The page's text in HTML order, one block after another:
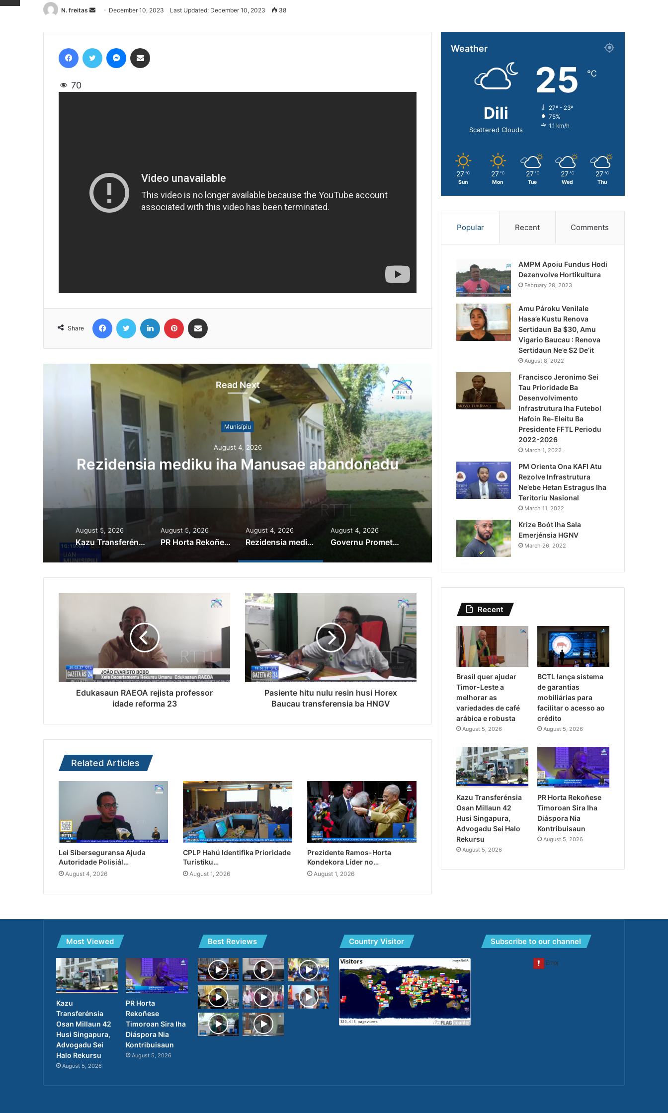
N. freitas
Send
email
December 10, 2023 Last Updated: December 10, 2023 38
70
Share
Read Next
Munisípiu
August 4, 2026
Rezidensia mediku iha Manusae abandonadu
Governu Promete Tau
Minerais no Setór
August 5, 2026
Kazu Transferénsia Osan Millaun 42 Husi Singapura, Advogadu Sei Halo Rekursu
August 5, 2026
PR Horta Rekoñese Timoroan Sira Iha Diáspora Nia Kontribuisaun
August 4, 2026
Rezidensia mediku iha Manusae abandonadu
August 4, 2026
Governu Promete Tau Prioridade ba Setór Minerais no Setór Produtivu
Edukasaun RAEOA rejista professor
idade reforma 23
Pasiente hitu nulu resin husi Horex
Baucau transferensia ba HNGV
Related Articles
Lei Siberseguransa Ajuda
Autoridade Polisiál…
August 4, 2026
CPLP Hahú Identifika Prioridade
Turístiku…
August 1, 2026
Prezidente Ramos-Horta
Kondekora Líder no…
August 1, 2026
Weather
Dili
Scattered Clouds
25 ℃
27º - 23º
75%
1.1 km/h
27 ℃
Sun
27 ℃
Mon
27 ℃
Tue
27 ℃
Wed
27 ℃
Thu
Popular Recent Comments
AMPM Apoiu Fundus Hodi
Dezenvolve Hortikultura
February 28, 2023
Amu Pároku Venilale
Hasa’e Kustu Renova
Sertidaun Ba $30, Amu
Vigario Baucau : Renova
Sertidaun Ne’e $2 De’it
August 8, 2022
Francisco Jeronimo Sei
Tau Prioridade Ba
Desenvolvimento
Infrastrutura Iha Futebol
Hafoin Re-Eleitu Ba
Presidente FFTL Periodu
2022-2026
March 1, 2022
PM Orienta Ona KAFI Atu
Rezolve Infrastrutura
Ne’ebe Hetan Estragus Iha
Teritoriu Nasional
March 11, 2022
Krize Boót Iha Sala
Emerjénsia HGNV
March 26, 2022
Recent
Brasil quer ajudar
Timor-Leste a
melhorar as
variedades de café
arábica e robusta
August 5, 2026
BCTL lança sistema
de garantias
mobiliárias para
facilitar o acesso ao
crédito
August 5, 2026
Kazu Transferénsia
Osan Millaun 42
Husi Singapura,
Advogadu Sei Halo
Rekursu
August 5, 2026
PR Horta Rekoñese
Timoroan Sira Iha
Diáspora Nia
Kontribuisaun
August 5, 2026
Most Viewed
Kazu
Transferénsia
Osan Millaun 42
Husi Singapura,
Advogadu Sei
Halo Rekursu
August 5, 2026
PR Horta
Rekoñese
Timoroan Sira Iha
Diáspora Nia
Kontribuisaun
August 5, 2026
Best Reviews Country Visitor Subscribe to our channel